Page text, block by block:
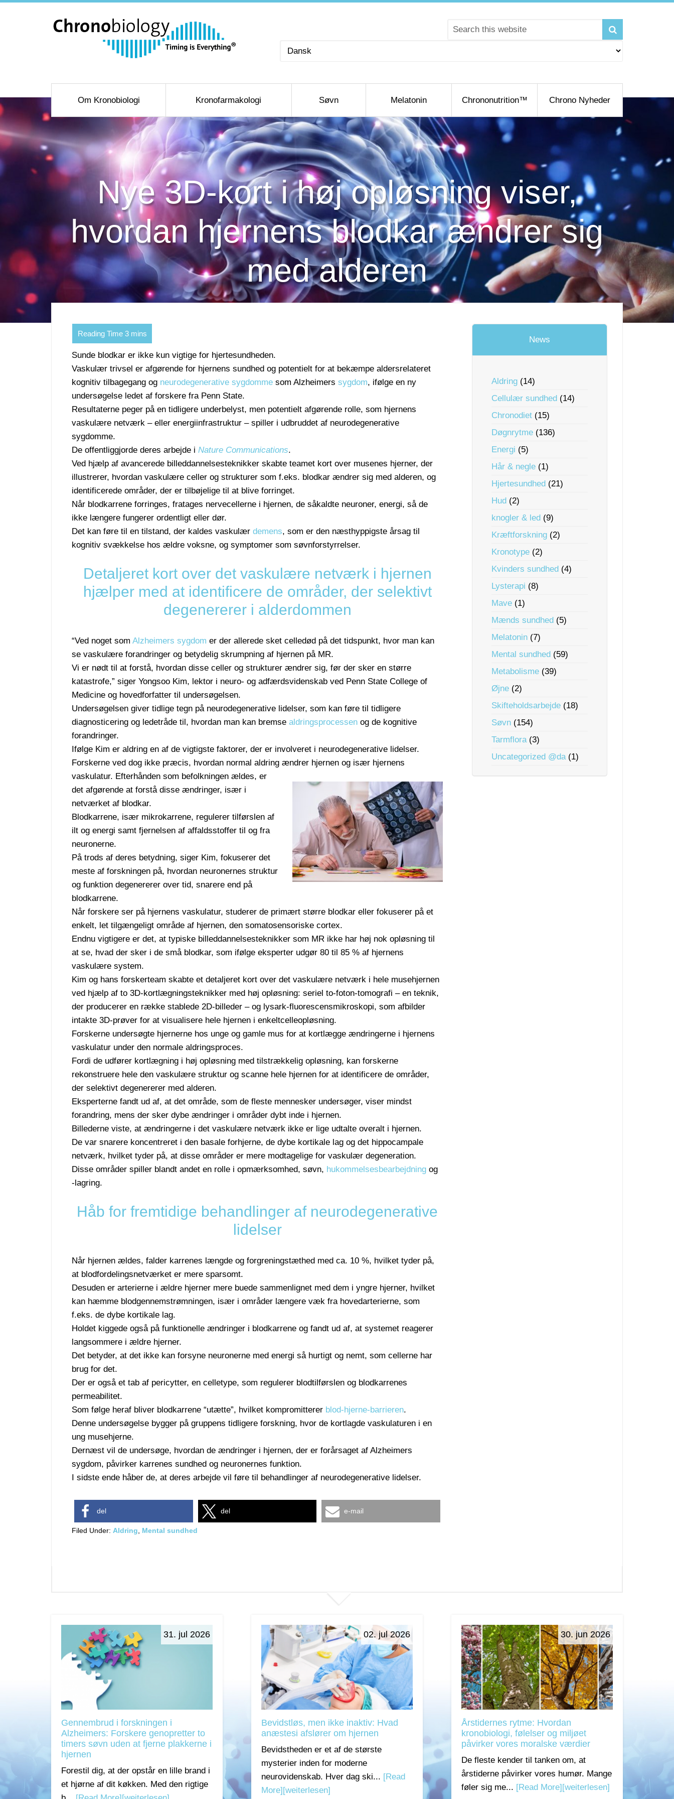
Vælg
Om Kronobiologi Kronofarmakologi Søvn Melatonin Chrononutrition™ Chrono Nyheder
Nye 3D-kort i høj opløsning viser,
hvordan hjernens blodkar ændrer sig
med alderen
Sunde blodkar er ikke kun vigtige for hjertesundheden.
Vaskulær trivsel er afgørende for hjernens sundhed og potentielt for at bekæmpe aldersrelateret
kognitiv tilbagegang og neurodegenerative sygdomme som Alzheimers sygdom, ifølge en ny
undersøgelse ledet af forskere fra Penn State.
Resultaterne peger på en tidligere underbelyst, men potentielt afgørende rolle, som hjernens
vaskulære netværk – eller energiinfrastruktur – spiller i udbruddet af neurodegenerative
sygdomme.
De offentliggjorde deres arbejde i Nature Communications.
Ved hjælp af avancerede billeddannelsesteknikker skabte teamet kort over musenes hjerner, der
illustrerer, hvordan vaskulære celler og strukturer som f.eks. blodkar ændrer sig med alderen, og
identificerede områder, der er tilbøjelige til at blive forringet.
Når blodkarrene forringes, fratages nervecellerne i hjernen, de såkaldte neuroner, energi, så de
ikke længere fungerer ordentligt eller dør.
Det kan føre til en tilstand, der kaldes vaskulær demens, som er den næsthyppigste årsag til
kognitiv svækkelse hos ældre voksne, og symptomer som søvnforstyrrelser.
Detaljeret kort over det vaskulære netværk i hjernen
hjælper med at identificere de områder, der selektivt
degenererer i alderdommen
“Ved noget som Alzheimers sygdom er der allerede sket celledød på det tidspunkt, hvor man kan
se vaskulære forandringer og betydelig skrumpning af hjernen på MR.
Vi er nødt til at forstå, hvordan disse celler og strukturer ændrer sig, før der sker en større
katastrofe,” siger Yongsoo Kim, lektor i neuro- og adfærdsvidenskab ved Penn State College of
Medicine og hovedforfatter til undersøgelsen.
Undersøgelsen giver tidlige tegn på neurodegenerative lidelser, som kan føre til tidligere
diagnosticering og ledetråde til, hvordan man kan bremse aldringsprocessen og de kognitive
forandringer.
Ifølge Kim er aldring en af de vigtigste faktorer, der er involveret i neurodegenerative lidelser.
Forskerne ved dog ikke præcis, hvordan normal aldring ændrer hjernen og især hjernens
vaskulatur. Efterhånden som befolkningen ældes, er
det afgørende at forstå disse ændringer, især i
netværket af blodkar.
Blodkarrene, især mikrokarrene, regulerer tilførslen af
ilt og energi samt fjernelsen af affaldsstoffer til og fra
neuronerne.
På trods af deres betydning, siger Kim, fokuserer det
meste af forskningen på, hvordan neuronernes struktur
og funktion degenererer over tid, snarere end på
blodkarrene.
Når forskere ser på hjernens vaskulatur, studerer de primært større blodkar eller fokuserer på et
enkelt, let tilgængeligt område af hjernen, den somatosensoriske cortex.
Endnu vigtigere er det, at typiske billeddannelsesteknikker som MR ikke har høj nok opløsning til
at se, hvad der sker i de små blodkar, som ifølge eksperter udgør 80 til 85 % af hjernens
vaskulære system.
Kim og hans forskerteam skabte et detaljeret kort over det vaskulære netværk i hele musehjernen
ved hjælp af to 3D-kortlægningsteknikker med høj opløsning: seriel to-foton-tomografi – en teknik,
der producerer en række stablede 2D-billeder – og lysark-fluorescensmikroskopi, som afbilder
intakte 3D-prøver for at visualisere hele hjernen i enkeltcelleopløsning.
Forskerne undersøgte hjernerne hos unge og gamle mus for at kortlægge ændringerne i hjernens
vaskulatur under den normale aldringsproces.
Fordi de udfører kortlægning i høj opløsning med tilstrækkelig opløsning, kan forskerne
rekonstruere hele den vaskulære struktur og scanne hele hjernen for at identificere de områder,
der selektivt degenererer med alderen.
Eksperterne fandt ud af, at det område, som de fleste mennesker undersøger, viser mindst
forandring, mens der sker dybe ændringer i områder dybt inde i hjernen.
Billederne viste, at ændringerne i det vaskulære netværk ikke er lige udtalte overalt i hjernen.
De var snarere koncentreret i den basale forhjerne, de dybe kortikale lag og det hippocampale
netværk, hvilket tyder på, at disse områder er mere modtagelige for vaskulær degeneration.
Disse områder spiller blandt andet en rolle i opmærksomhed, søvn, hukommelsesbearbejdning og
-lagring.
Håb for fremtidige behandlinger af neurodegenerative
lidelser
Når hjernen ældes, falder karrenes længde og forgreningstæthed med ca. 10 %, hvilket tyder på,
at blodfordelingsnetværket er mere sparsomt.
Desuden er arterierne i ældre hjerner mere buede sammenlignet med dem i yngre hjerner, hvilket
kan hæmme blodgennemstrømningen, især i områder længere væk fra hovedarterierne, som
f.eks. de dybe kortikale lag.
Holdet kiggede også på funktionelle ændringer i blodkarrene og fandt ud af, at systemet reagerer
langsommere i ældre hjerner.
Det betyder, at det ikke kan forsyne neuronerne med energi så hurtigt og nemt, som cellerne har
brug for det.
Der er også et tab af pericytter, en celletype, som regulerer blodtilførslen og blodkarrenes
permeabilitet.
Som følge heraf bliver blodkarrene “utætte”, hvilket kompromitterer blod-hjerne-barrieren.
Denne undersøgelse bygger på gruppens tidligere forskning, hvor de kortlagde vaskulaturen i en
ung musehjerne.
Dernæst vil de undersøge, hvordan de ændringer i hjernen, der er forårsaget af Alzheimers
sygdom, påvirker karrenes sundhed og neuronernes funktion.
I sidste ende håber de, at deres arbejde vil føre til behandlinger af neurodegenerative lidelser.
del del e-mail
Filed Under: Aldring Mental sundhed
News
Aldring (14)
Cellulær sundhed (14)
Chronodiet (15)
Døgnrytme (136)
Energi (5)
Hår & negle (1)
Hjertesundhed (21)
Hud (2)
knogler & led (9)
Kræftforskning (2)
Kronotype (2)
Kvinders sundhed (4)
Lysterapi (8)
Mave (1)
Mænds sundhed (5)
Melatonin (7)
Mental sundhed (59)
Metabolisme (39)
Øjne (2)
Skifteholdsarbejde (18)
Søvn (154)
Tarmflora(3)
Uncategorized @da(1)
31. jul 2026
Gennembrud i forskningen i
Alzheimers: Forskere genopretter to
timers søvn uden at fjerne plakkerne i
hjernen
Forestil dig, at der opstår en lille brand i
et hjørne af dit køkken. Med den rigtige
02. jul 2026
Bevidstløs, men ikke inaktiv: Hvad
anæstesi afslører om hjernen
Bevidstheden er et af de største
mysterier inden for moderne
neurovidenskab. Hver dag ski... [Read
More][weiterlesen]
30. jun 2026
Årstidernes rytme: Hvordan
kronobiologi, følelser og miljøet
påvirker vores moralske værdier
De fleste kender til tanken om, at
årstiderne påvirker vores humør. Mange
føler sig me... [Read More][weiterlesen]